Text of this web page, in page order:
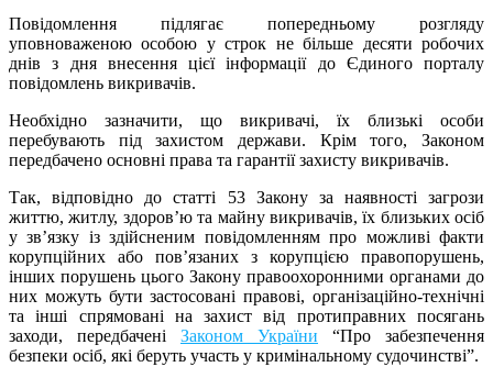
Повідомлення підлягає попередньому розгляду
уповноваженою особою у строк не більше десяти робочих
днів з дня внесення цієї інформації до Єдиного порталу
повідомлень викривачів.
Необхідно зазначити, що викривачі, їх близькі особи
перебувають під захистом держави. Крім того, Законом
передбачено основні права та гарантії захисту викривачів.
Так, відповідно до статті 53 Закону за наявності загрози
життю, житлу, здоров’ю та майну викривачів, їх близьких осіб
у зв’язку із здійсненим повідомленням про можливі факти
корупційних або пов’язаних з корупцією правопорушень,
інших порушень цього Закону правоохоронними органами до
них можуть бути застосовані правові, організаційно-технічні
та інші спрямовані на захист від протиправних посягань
заходи, передбачені Законом України “Про забезпечення
безпеки осіб, які беруть участь у кримінальному судочинстві”.